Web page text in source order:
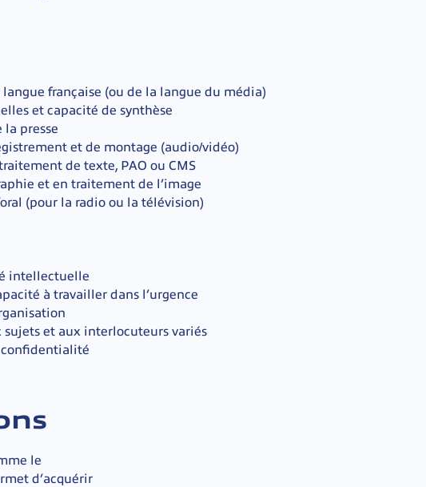
française (ou de la langue du média)
et capacité de synthèse
la presse
et de montage (audio/vidéo)
de texte, PAO ou CMS
et en traitement de l’image
(pour la radio ou la télévision)
intellectuelle
à travailler dans l’urgence
sujets et aux interlocuteurs variés
le
d’acquérir